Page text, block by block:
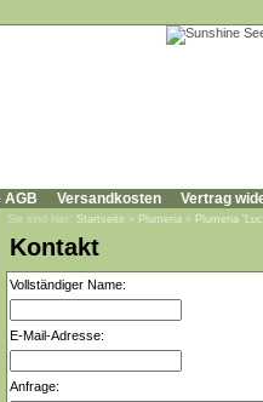
AGB Versandkosten Vertrag
Sie sind hier: Startseite » Plumeria » Plumeria
Kontakt
Vollständiger Name:
E-Mail-Adresse:
Anfrage: